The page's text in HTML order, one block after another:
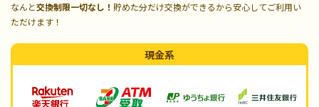
なんと交換制限一切なし！ 貯めた分だけ交換ができるから安心してご利用い
ただけます！
現金系